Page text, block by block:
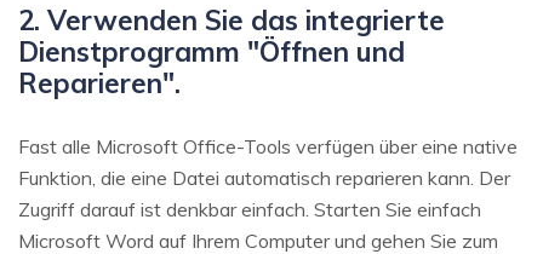
2. Verwenden Sie das integrierte
Dienstprogramm "Öffnen und
Reparieren".
Fast alle Microsoft Office-Tools verfügen über eine native
Funktion, die eine Datei automatisch reparieren kann. Der
Zugriff darauf ist denkbar einfach. Starten Sie einfach
Microsoft Word auf Ihrem Computer und gehen Sie zum